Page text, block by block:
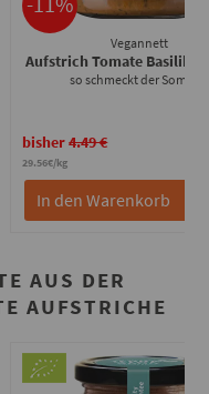
Vegannett
Aufstrich Tomate
so schmeckt der Sommer
29.56€/kg
bisher4.49 €
In den Warenkorb
AUS DER
AUFSTRICHE